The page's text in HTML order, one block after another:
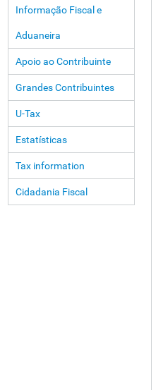
Informação Fiscal e
Aduaneira
Apoio ao Contribuinte
Grandes Contribuintes
U-Tax
Estatísticas
Tax information
Cidadania Fiscal